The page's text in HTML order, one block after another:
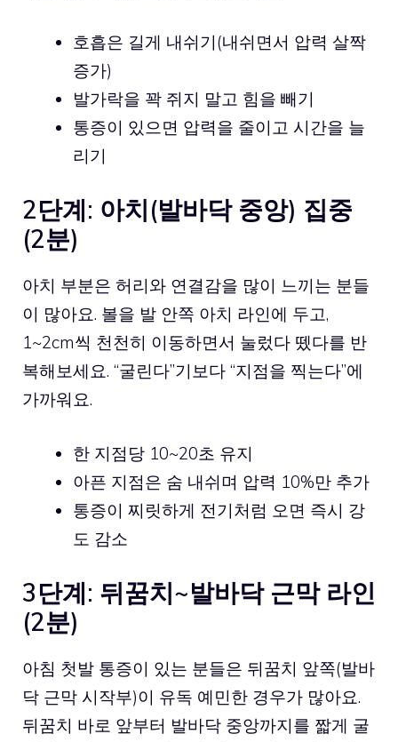
호흡은 길게 내쉬기(내쉬면서 압력 살짝
증가)
발가락을 꽉 쥐지 말고 힘을 빼기
통증이 있으면 압력을 줄이고 시간을 늘
리기
2단계: 아치(발바닥 중앙) 집중
(2분)
아치 부분은 허리와 연결감을 많이 느끼는 분들
이 많아요. 볼을 발 안쪽 아치 라인에 두고,
1~2cm씩 천천히 이동하면서 눌렀다 뗐다를 반
복해보세요. “굴린다”기보다 “지점을 찍는다”에
가까워요.
한 지점당 10~20초 유지
아픈 지점은 숨 내쉬며 압력 10%만 추가
통증이 찌릿하게 전기처럼 오면 즉시 강
도 감소
3단계: 뒤꿈치~발바닥 근막 라인
(2분)
아침 첫발 통증이 있는 분들은 뒤꿈치 앞쪽(발바
닥 근막 시작부)이 유독 예민한 경우가 많아요.
뒤꿈치 바로 앞부터 발바닥 중앙까지를 짧게 굴